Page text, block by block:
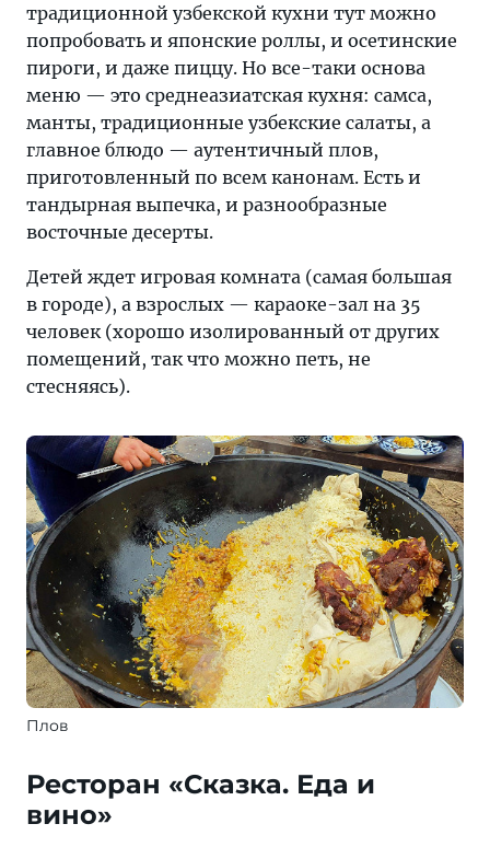
традиционной узбекской кухни тут можно
попробовать и японские роллы, и осетинские
пироги, и даже пиццу. Но все-таки основа
меню — это среднеазиатская кухня: самса,
манты, традиционные узбекские салаты, а
главное блюдо — аутентичный плов,
приготовленный по всем канонам. Есть и
тандырная выпечка, и разнообразные
восточные десерты.
Детей ждет игровая комната (самая большая
в городе), а взрослых — караоке-зал на 35
человек (хорошо изолированный от других
помещений, так что можно петь, не
стесняясь).
Плов
Ресторан «Сказка. Еда и
вино»